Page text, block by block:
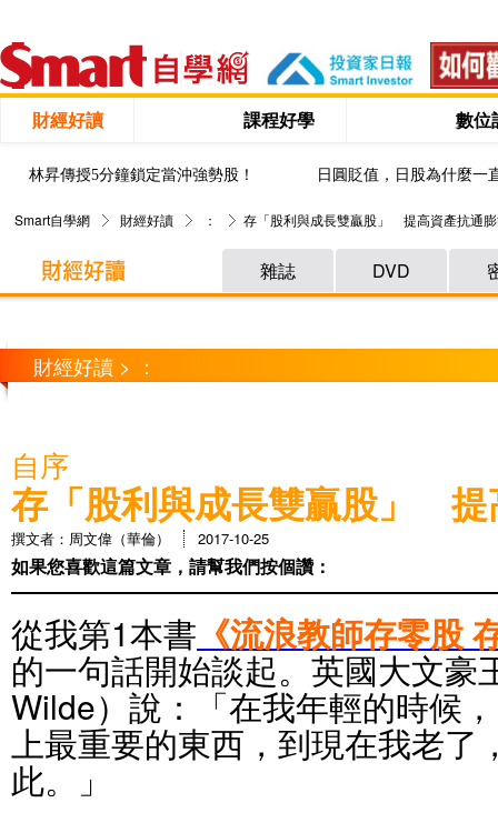
財經好讀 課程好學 數位
林昇傳授5分鐘鎖定當沖強勢股！ 日圓貶值，日股為什麼一
Smart自學網 財經好讀 ： 存「股利與成長雙贏股」 提高資產抗通
雜誌 DVD
財經好讀 > ：
自序
存「股利與成長雙贏股」 提
撰文者：周文偉（華倫） 2017-10-25
如果您喜歡這篇文章，請幫我們按個讚：
從我第1本書 《流浪教師存零股
的一句話開始談起。英國大文豪
Wilde）說：「在我年輕的時候
上最重要的東西，到現在我老
此。」